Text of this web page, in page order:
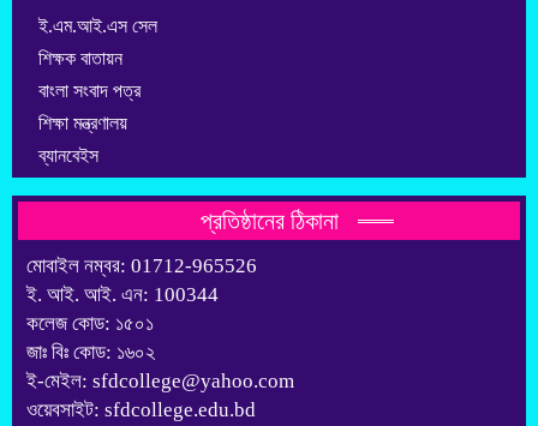
ই.এম.আই.এস সেল
শিক্ষক বাতায়ন
বাংলা সংবাদ পত্র
শিক্ষা মন্ত্রণালয়
ব্যানবেইস
প্রতিষ্ঠানের ঠিকানা
মোবাইল নম্বর: 01712-965526
ই. আই. আই. এন: 100344
কলেজ কোড: ১৫০১
জাঃ বিঃ কোড: ১৬০২
ই-মেইল: sfdcollege@yahoo.com
ওয়েবসাইট: sfdcollege.edu.bd